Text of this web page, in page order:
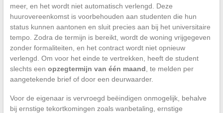
meer, en het wordt niet automatisch verlengd. Deze
huurovereenkomst is voorbehouden aan studenten die hun
status kunnen aantonen en sluit precies aan bij het universitaire
tempo. Zodra de termijn is bereikt, wordt de woning vrijgegeven
zonder formaliteiten, en het contract wordt niet opnieuw
verlengd. Om voor het einde te vertrekken, heeft de student
slechts een opzegtermijn van één maand , te melden per
aangetekende brief of door een deurwaarder.
Voor de eigenaar is vervroegd beëindigen onmogelijk, behalve
bij ernstige tekortkomingen zoals wanbetaling, ernstige